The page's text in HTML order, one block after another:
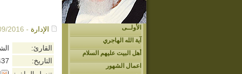
الأولــى
آية الله الهاجري
أهل البيت عليهم السلام
اعمال الشهور
الإدارة - 05/09/2016م - 4:20 ص
القارئ:
التاريخ: